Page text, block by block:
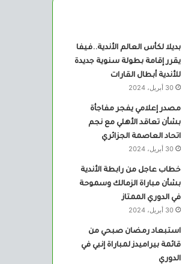
بديلا لكأس العالم الأندية..فيفا
يقرر إقامة بطولة سنوية جديدة
للأندية أبطال القارات
30 أبريل، 2024
مصدر إعلامي يفجر مفاجأة
بشأن تعاقد الأهلي مع نجم
اتحاد العاصمة الجزائري
30 أبريل، 2024
خطاب عاجل من رابطة الأندية
بشأن مباراة الزمالك وسموحة
في الدوري الممتاز
30 أبريل، 2024
استبعاد رمضان صبحي من
قائمة بيراميدز لمباراة إنبي في
الدوري